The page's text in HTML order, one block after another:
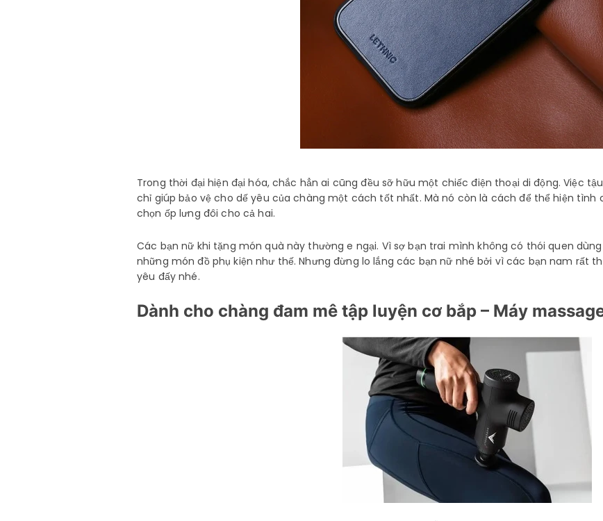
Trong thời đại hiện đại hóa, chắc hẳn ai cũng đều sỡ hữu một chiếc điện thoại di động. Việc
chỉ giúp bảo vệ cho dế yêu của chàng một cách tốt nhất. Mà nó còn là cách để thể hiện tình
chọn ốp lưng đôi cho cả hai.
Các bạn nữ khi tặng món quà này thường e ngại. Vì sợ bạn trai mình không có thói quen
những món đồ phụ kiện như thế. Nhưng đừng lo lắng các bạn nữ nhé bởi vì các bạn nam rất
yêu đấy nhé.
Dành cho chàng đam mê tập luyện cơ bắp – Máy